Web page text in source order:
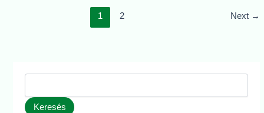
1 2 Next →
Keresés